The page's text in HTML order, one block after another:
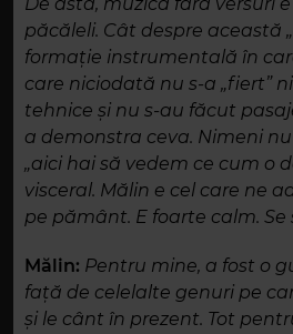
păcăleli. Cât despre această
formație instrumentală în
care niciodată nu s-a „fiert”
tehnice și nu s-au făcut
a demonstra ceva. Nimeni
„aici hai să vedem ce cum o
visceral. Mălin e cel care ne
pe pământ. E foarte calm.
Mălin: Pentru mine, a fost o
față de celelalte genuri pe
și le cânt în prezent. Tot